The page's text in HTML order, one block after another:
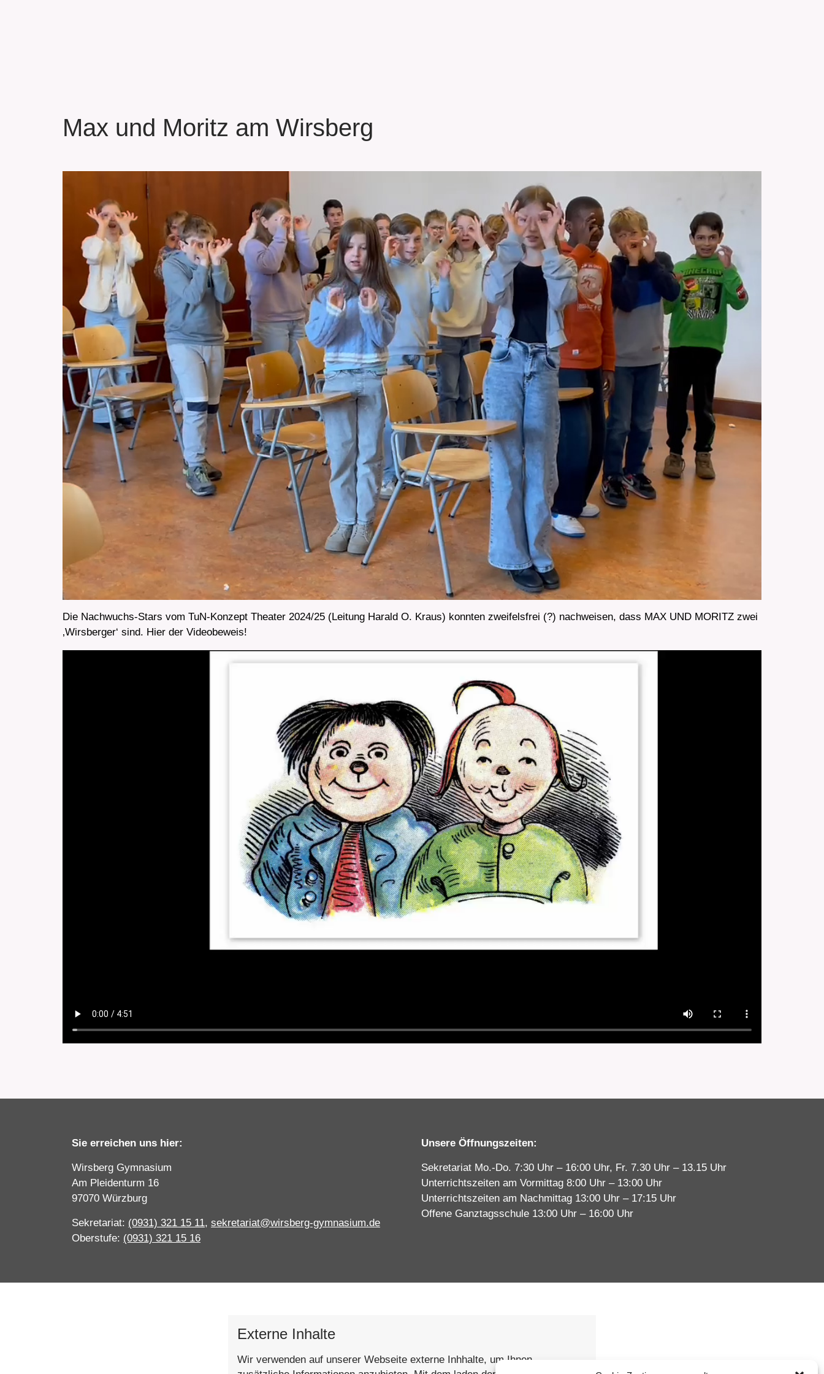
Max und Moritz am Wirsberg
Die Nachwuchs-Stars vom TuN-Konzept Theater 2024/25 (Leitung Harald O. Kraus) konnten zweifelsfrei (?) nachweisen, dass MAX UND MORITZ zwei
‚Wirsberger‘ sind. Hier der Videobeweis!
Sie erreichen uns hier:
Wirsberg Gymnasium
Am Pleidenturm 16
97070 Würzburg
Sekretariat: (0931) 321 15 11, sekretariat@wirsberg-gymnasium.de
Oberstufe: (0931) 321 15 16
Unsere Öffnungszeiten:
Sekretariat Mo.-Do. 7:30 Uhr – 16:00 Uhr, Fr. 7.30 Uhr – 13.15 Uhr
Unterrichtszeiten am Vormittag 8:00 Uhr – 13:00 Uhr
Unterrichtszeiten am Nachmittag 13:00 Uhr – 17:15 Uhr
Offene Ganztagsschule 13:00 Uhr – 16:00 Uhr
Externe Inhalte
Wir verwenden auf unserer Webseite externe Inhhalte, um Ihnen